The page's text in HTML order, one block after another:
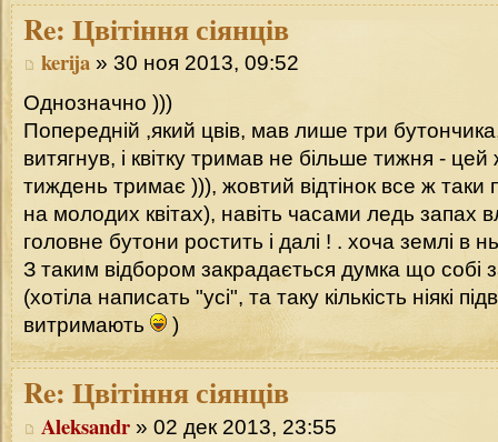
Re: Цвітіння сіянців
kerija » 30 ноя 2013, 09:52
Однозначно )))
Попередній ,який цвів, мав лише три
витягнув, і квітку тримав не більше тижня -
тиждень тримає ))), жовтий відтінок все ж таки
на молодих квітах), навіть часами ледь запах
головне бутони ростить і далі ! . хоча землі в
З таким відбором закрадається думка що собі
(хотіла написать "усі", та таку кількість ніякі
витримають
)
Re: Цвітіння сіянців
Aleksandr » 02 дек 2013, 23:55